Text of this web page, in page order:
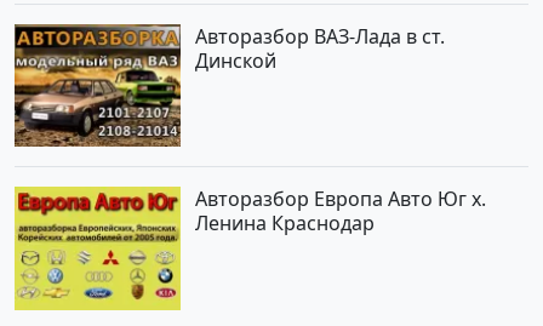
Авторазбор ВАЗ-Лада в ст.
Динской
Авторазбор Европа Авто Юг х.
Ленина Краснодар